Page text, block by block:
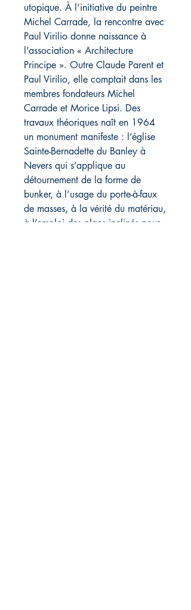
utopique. À l’initiative du peintre
Michel Carrade, la rencontre avec
Paul Virilio donne naissance à
l’association « Architecture
Principe ». Outre Claude Parent et
Paul Virilio, elle comptait dans les
membres fondateurs Michel
Carrade et Morice Lipsi. Des
travaux théoriques naît en 1964
un monument manifeste : l’église
Sainte-Bernadette du Banley à
Nevers qui s’applique au
détournement de la forme de
bunker, à l’usage du porte-à-faux
de masses, à la vérité du matériau,
à l’emploi des plans inclinés pour